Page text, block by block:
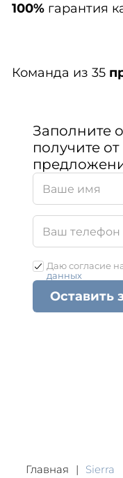
100%гарантия
Команда из 35
Заполните
получите
Даю согласие
данных
Оставить
Главная Sierra